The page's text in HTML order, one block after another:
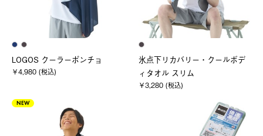
LOGOS クーラーポンチョ
￥4,980 (税込)
氷点下リカバリー・クールボデ
ィタオル スリム
￥3,280 (税込)
NEW